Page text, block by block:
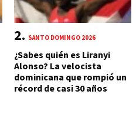
SANTO DOMINGO 2026
¿Sabes quién es Liranyi
Alonso? La velocista
dominicana que rompió un
récord de casi 30 años